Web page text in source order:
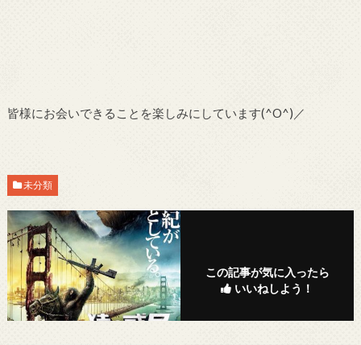
皆様にお会いできることを楽しみにしています(^O^)／
未分類
この記事が気に入ったら
いいねしよう！